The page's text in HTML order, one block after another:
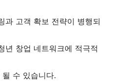
과 고객 확보 전략이 병행되
년 창업 네트워크에 적극적
수 있습니다.